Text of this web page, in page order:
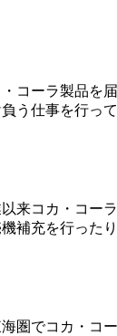
コーラ製品を
う仕事を行って
来コカ・コー
補充を行った
圏でコカ・コ